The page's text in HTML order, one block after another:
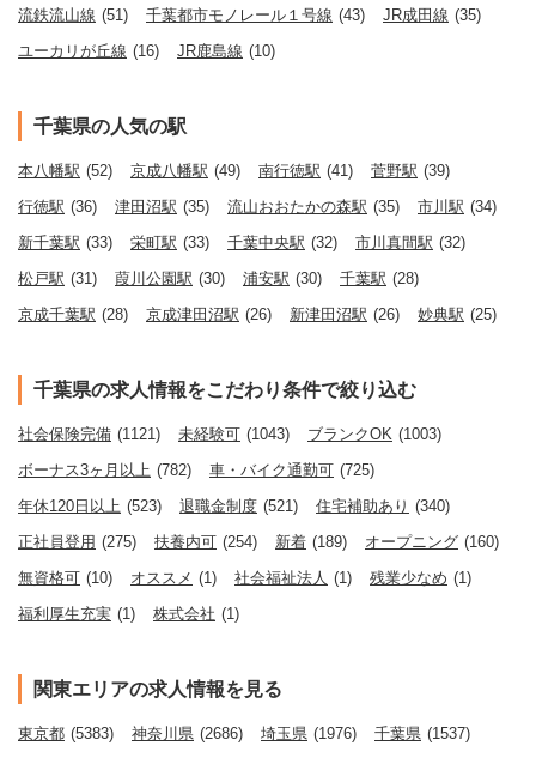
流鉄流山線 (51) 千葉都市モノレール１号線 (43) JR成田線 (35)
ユーカリが丘線 (16) JR鹿島線 (10)
千葉県の人気の駅
本八幡駅 (52) 京成八幡駅 (49) 南行徳駅 (41) 菅野駅 (39)
行徳駅 (36) 津田沼駅 (35) 流山おおたかの森駅 (35) 市川駅 (34)
新千葉駅 (33) 栄町駅 (33) 千葉中央駅 (32) 市川真間駅 (32)
松戸駅 (31) 葭川公園駅 (30) 浦安駅 (30) 千葉駅 (28)
京成千葉駅 (28) 京成津田沼駅 (26) 新津田沼駅 (26) 妙典駅 (25)
千葉県の求人情報をこだわり条件で絞り込む
社会保険完備 (1121) 未経験可 (1043) ブランクOK (1003)
ボーナス3ヶ月以上 (782) 車・バイク通勤可 (725)
年休120日以上 (523) 退職金制度 (521) 住宅補助あり (340)
正社員登用 (275) 扶養内可 (254) 新着 (189) オープニング (160)
無資格可 (10) オススメ (1) 社会福祉法人 (1) 残業少なめ (1)
福利厚生充実 (1) 株式会社 (1)
関東エリアの求人情報を見る
東京都 (5383) 神奈川県 (2686) 埼玉県 (1976) 千葉県 (1537)